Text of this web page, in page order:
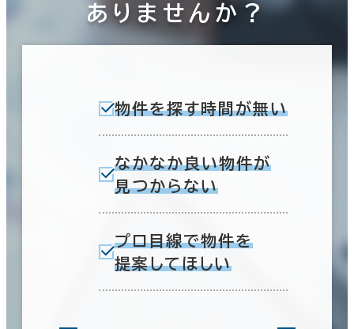
ありませんか？
物件を探す時間が無い
なかなか良い物件が
見つからない
プロ目線で物件を
提案してほしい